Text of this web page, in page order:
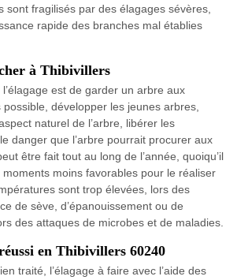
sont fragilisés par des élagages sévères,
rapide des branches mal établies
cher à Thibivillers
l’élagage est de garder un arbre aux
développer les jeunes arbres,
naturel de l’arbre, libérer les
danger que l’arbre pourrait procurer aux
être fait tout au long de l’année, quoiqu’il
moins favorables pour le réaliser
sont trop élevées, lors des
de sève, d’épanouissement ou de
des attaques de microbes et de maladies.
en Thibivillers 60240
traité, l’élagage à faire avec l’aide des